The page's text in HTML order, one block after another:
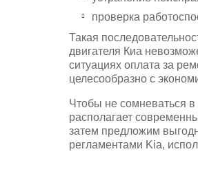
проверка
Такая
двигателя Киа
ситуациях оплата за
целесообразно с
Чтобы не сомневаться
располагает
затем предложим
регламентами Kia,